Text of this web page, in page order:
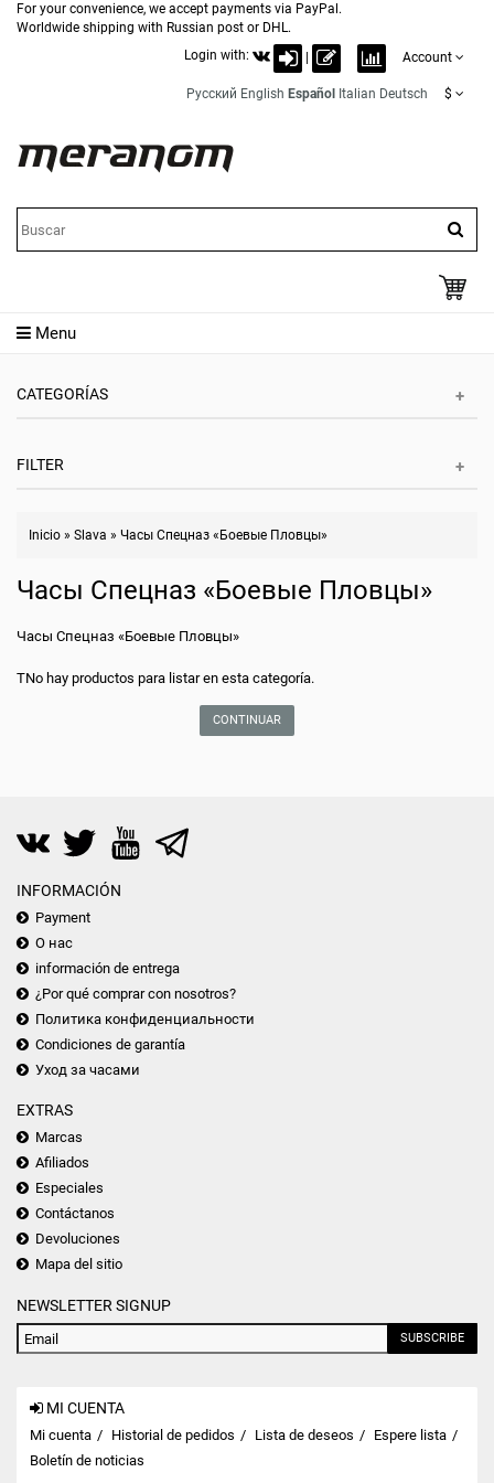
For your convenience, we accept payments via PayPal.
Worldwide shipping with Russian post or DHL.
Login with:
Account
Русский English Español Italian Deutsch $
Menu
CATEGORÍAS
FILTER
Inicio » Slava » Часы Спецназ «Боевые Пловцы»
Часы Спецназ «Боевые Пловцы»
Часы Спецназ «Боевые Пловцы»
TNo hay productos para listar en esta categoría.
CONTINUAR
INFORMACIÓN
Payment
О нас
información de entrega
¿Por qué comprar con nosotros?
Политика конфиденциальности
Condiciones de garantía
Уход за часами
EXTRAS
Marcas
Afiliados
Especiales
Contáctanos
Devoluciones
Mapa del sitio
NEWSLETTER SIGNUP
SUBSCRIBE
MI CUENTA
Mi cuenta Historial de pedidos Lista de deseos
Espere lista
Boletín de noticias